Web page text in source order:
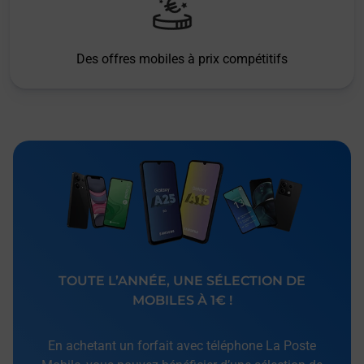
Des offres mobiles à prix compétitifs
TOUTE L’ANNÉE, UNE SÉLECTION DE
MOBILES À 1€ !
En achetant un forfait avec téléphone La Poste